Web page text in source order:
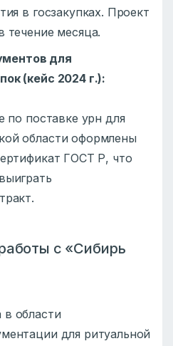
в госзакупках. Проект
течение месяца.
для
(кейс 2024 г.):
по поставке урн для
области оформлены
ГОСТ Р, что
с «Сибирь
в области
для ритуальной